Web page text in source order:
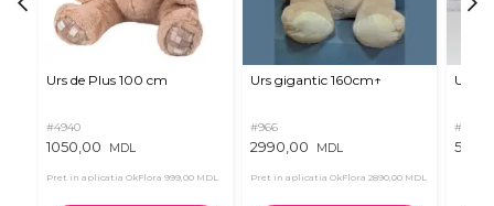
Urs de Plus 100 cm
#4940
1050,00 MDL
Pret in aplicatia OkFlora 999,00 MDL
Urs gigantic 160cm↑
#966
2990,00 MDL
Pret in aplicatia OkFlora 2890,00 MDL
Urs
#11